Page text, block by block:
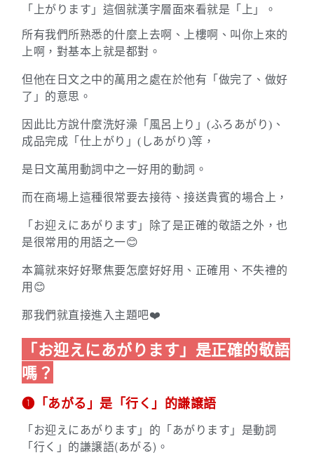
「上がります」 這個就漢字層面來看就是「上」。
所有我們所熟悉的什麼上去啊、上樓啊、叫你上來的
上啊，對基本上就是都對。
但他在日文之中的萬用之處在於他有「做完了、做好
了」的意思。
因此比方說什麼洗好澡「風呂上り」(ふろあがり) 、
成品完成「仕上がり」(しあがり)等，
是日文萬用動詞中之一好用的動詞。
而在商場上這種很常要去接待、接送貴賓的場合上，
「お迎えにあがります」除了是正確的敬語之外，也
是很常用的用語之一😊
本篇就來好好聚焦要怎麼好好用、正確用、不失禮的
用😊
那我們就直接進入主題吧❤️
「お迎えにあがります」是正確的敬語
嗎？
➊「あがる」是「行く」的謙譲語
「お迎えにあがります」的「あがります」是動詞
「行く」的謙譲語(あがる)。